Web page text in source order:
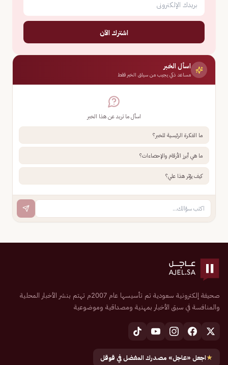
اشترك الآن
اسأل الخبر
مساعد ذكي يجيب من سياق الخبر فقط
اسأل ما تريد عن هذا الخبر
ما الفكرة الرئيسية للخبر؟
ما هي أبرز الأرقام والإحصاءات؟
كيف يؤثر هذا علي؟
صحيفة إلكترونية سعودية تم تأسيسها عام 2007م تهتم بنشر الأخبار المحلية
والمنافسة في سبق الأخبار بمهنية ومصداقية وموضوعية
★اجعل «عاجل» مصدرك المفضل في قوقل